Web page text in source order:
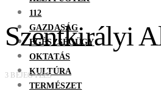
112
GAZDASÁG
EGÉSZSÉGÜGY
OKTATÁS
KULTÚRA
TERMÉSZET
Szentkirályi
3 BEJEGYZÉS